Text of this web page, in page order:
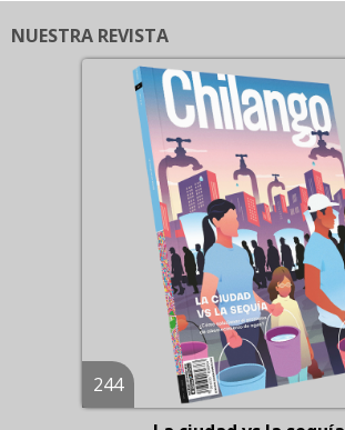
NUESTRA REVISTA
244